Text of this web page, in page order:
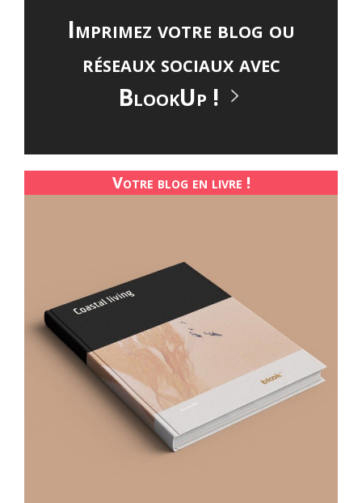
Imprimez votre blog ou
réseaux sociaux avec
BlookUp !
Votre blog en livre !